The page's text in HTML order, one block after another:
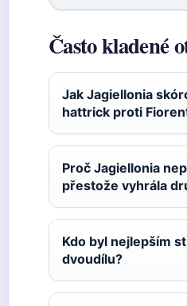
Často kladené
Jak Jagiellonia
hattrick proti
Proč Jagiellonia
přestože vyhrála
Kdo byl nejlepším
dvoudílu?